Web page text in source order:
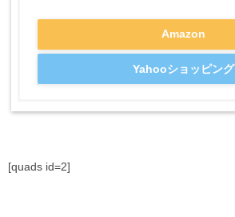
Amazon
Yahooショッピング
[quads id=2]